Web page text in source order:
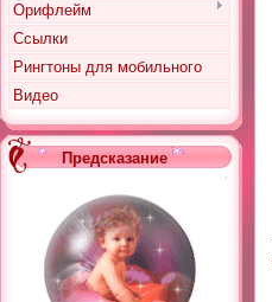
Орифлейм
Ссылки
Рингтоны для мобильного
Видео
Предсказание